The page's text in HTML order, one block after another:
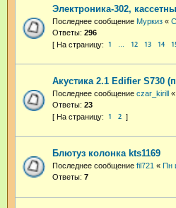
Электроника-302,
Последнее сообщение Муркиз «
Ответы: 296
1 … 12 13 14
Акустика 2.1 Edifier S730
Последнее сообщение czar_kirill «
Ответы: 23
1 2
Блютуз колонка kts1169
Последнее сообщение fil721 « Пн
Ответы: 7